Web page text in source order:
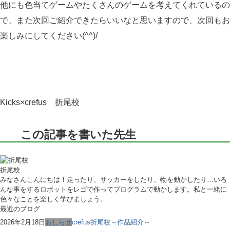
他にも色当てゲームやたくさんのゲームを考えてくれているの
で、また次回ご紹介できたらいいなと思いますので、次回もお
楽しみにしてください(^^)/
Kicks×crefus 折尾校
この記事を書いた先生
折尾校
みなさんこんにちは！走ったり、サッカーをしたり、物を動かしたり…いろ
んな事をするロボットをレゴで作ってプログラムで動かします。私と一緒に
色々なことを楽しく学びましょう。
最近のブログ
2026年2月18日 おしらせcrefus折尾校～作品紹介～